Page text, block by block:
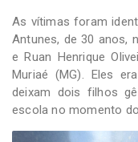
As vítimas foram
Antunes, de 30 anos,
e Ruan Henrique
Muriaé (MG). Eles
deixam dois filhos
escola no momento